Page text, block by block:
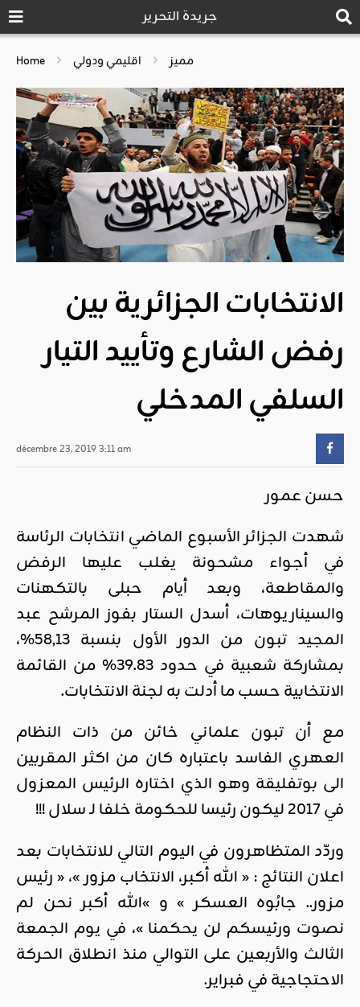
جريدة التحرير
Home مميز اقليمي ودولي
الانتخابات الجزائرية بين
رفض الشارع وتأييد التيار
السلفي المدخلي
décembre 23, 2019 3:11 am
حسن عمور
شهدت الجزائر الأسبوع الماضي انتخابات الرئاسة
في أجواء مشحونة يغلب عليها الرفض
والمقاطعة، وبعد أيام حبلى بالتكهنات
والسيناريوهات، أسدل الستار بفوز المرشح عبد
المجيد تبون من الدور الأول بنسبة 58,13%،
بمشاركة شعبية في حدود 39.83% من القائمة
الانتخابية حسب ما أدلت به لجنة الانتخابات.
مع أن تبون علماني خائن من ذات النظام
العهري الفاسد باعتباره كان من اكثر المقربين
الى بوتفليقة وهو الذي اختاره الرئيس المعزول
في 2017 ليكون رئيسا للحكومة خلفا لـ سلال !!!
وردّد المتظاهرون في اليوم التالي للانتخابات بعد
اعلان النتائج : « الله أكبر، الانتخاب مزور »، « رئيس
مزور.. جابُوه العسكر » و »الله أكبر نحن لم
نصوت ورئيسكم لن يحكمنا »، في يوم الجمعة
الثالث والأربعين على التوالي منذ انطلاق الحركة
الاحتجاجية في فبراير.